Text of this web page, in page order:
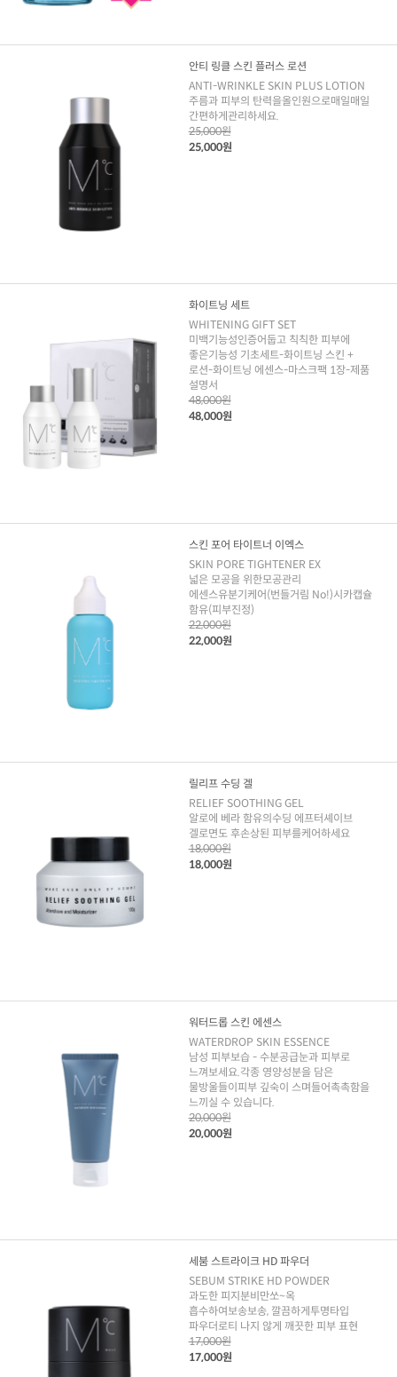
안티 링클 스킨 플러스 로션
ANTI-WRINKLE SKIN PLUS LOTION
주름과 피부의 탄력을올인원으로매일매일
간편하게관리하세요.
25,000원
25,000원
화이트닝 세트
WHITENING GIFT SET
미백기능성인증어둡고 칙칙한 피부에
좋은기능성 기초세트-화이트닝 스킨 +
로션-화이트닝 에센스-마스크팩 1장-제품
설명서
48,000원
48,000원
스킨 포어 타이트너 이엑스
SKIN PORE TIGHTENER EX
넓은 모공을 위한모공관리
에센스유분기케어(번들거림 No!)시카캡슐
함유(피부진정)
22,000원
22,000원
릴리프 수딩 겔
RELIEF SOOTHING GEL
알로에 베라 함유의수딩 에프터셰이브
겔로면도 후손상된 피부를케어하세요
18,000원
18,000원
워터드롭 스킨 에센스
WATERDROP SKIN ESSENCE
남성 피부보습 - 수분공급눈과 피부로
느껴보세요.각종 영양성분을 담은
물방울들이피부 깊숙이 스며들어촉촉함을
느끼실 수 있습니다.
20,000원
20,000원
세붐 스트라이크 HD 파우더
SEBUM STRIKE HD POWDER
과도한 피지분비만쏘~옥
흡수하여보송보송, 깔끔하게투명타입
파우더로티 나지 않게 깨끗한 피부 표현
17,000원
17,000원